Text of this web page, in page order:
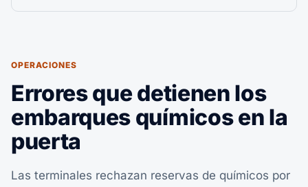
OPERACIONES
Errores que detienen los
embarques químicos en la
puerta
Las terminales rechazan reservas de químicos por